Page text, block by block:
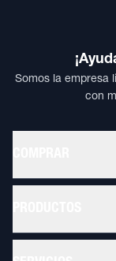
Somos la empresa
con